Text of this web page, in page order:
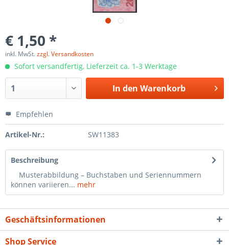
€ 1,50 *
inkl. MwSt.zzgl. Versandkosten
Sofort versandfertig, Lieferzeit ca. 1-3 Werktage
In den Warenkorb
Empfehlen
Artikel-Nr.: SW11383
Beschreibung
Musterabbildung – Buchstaben und Seriennummern
können variieren... mehr
Geschäftsinformationen
Shop Service